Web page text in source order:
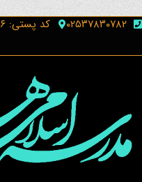
۰۲۵۳۷۸۳۰۷۸۲ کد پستی: ۳۷۱۵۸۳۴۶۱۶